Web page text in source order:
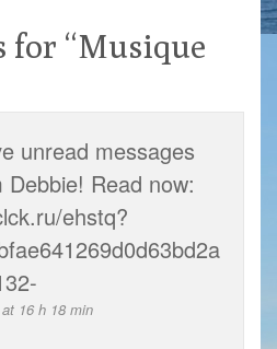
for “Musique
unread messages
Debbie! Read now:
ehstq?
16 h 18 min